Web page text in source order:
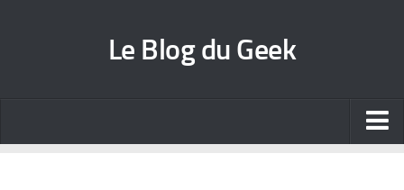
Le Blog du Geek